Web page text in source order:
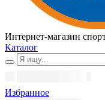
Интернет-магазин
Каталог
Избранное